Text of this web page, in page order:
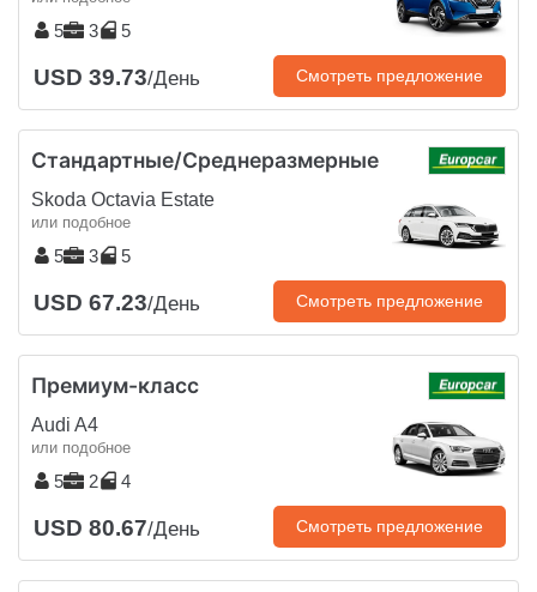
5 3 5
USD 39.73/День Смотреть предложение
Стандартные/Среднеразмерные
Skoda Octavia Estate
или подобное
5 3 5
USD 67.23/День Смотреть предложение
Премиум-класс
Audi A4
или подобное
5 2 4
USD 80.67/День Смотреть предложение